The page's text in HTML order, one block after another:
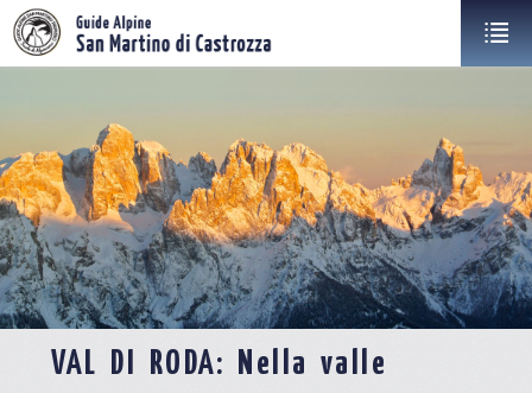
VAL DI RODA: Nella valle